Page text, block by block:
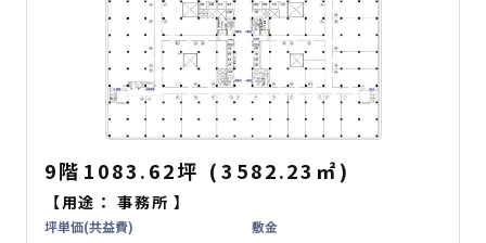
9階 1083.62坪 ( 3582.23 ㎡)
【用途：事務所 】
坪単価(共益費) 敷金